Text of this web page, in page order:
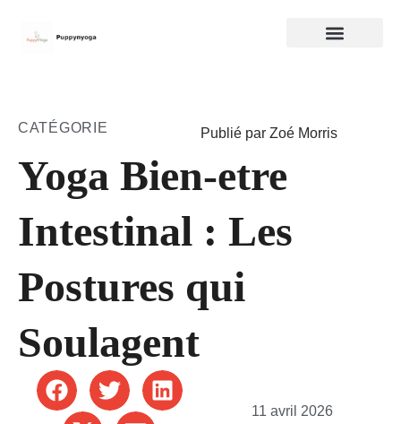
CATÉGORIE Publié par Zoé Morris
Yoga Bien-etre
Intestinal : Les
Postures qui
Soulagent
11 avril 2026